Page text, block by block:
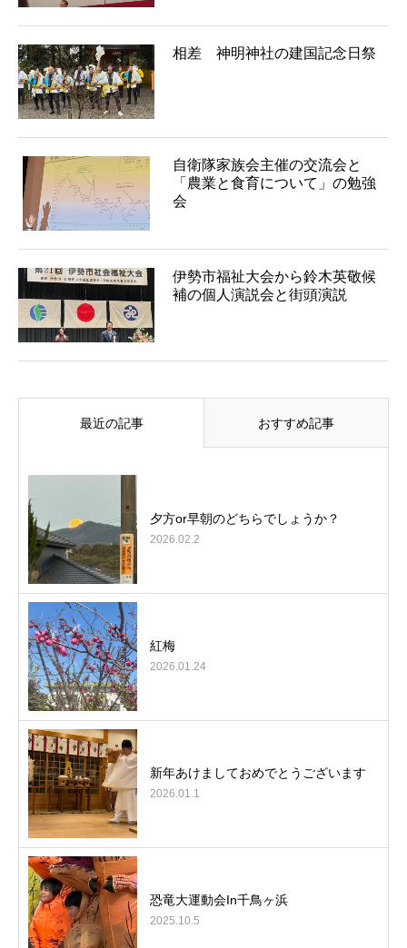
相差 神明神社の建国記念日祭
自衛隊家族会主催の交流会と
「農業と食育について」の勉強
会
伊勢市福祉大会から鈴木英敬候
補の個人演説会と街頭演説
最近の記事 おすすめ記事
夕方or早朝のどちらでしょうか？
2026.02.2
紅梅
2026.01.24
新年あけましておめでとうございます
2026.01.1
恐竜大運動会In千鳥ヶ浜
2025.10.5